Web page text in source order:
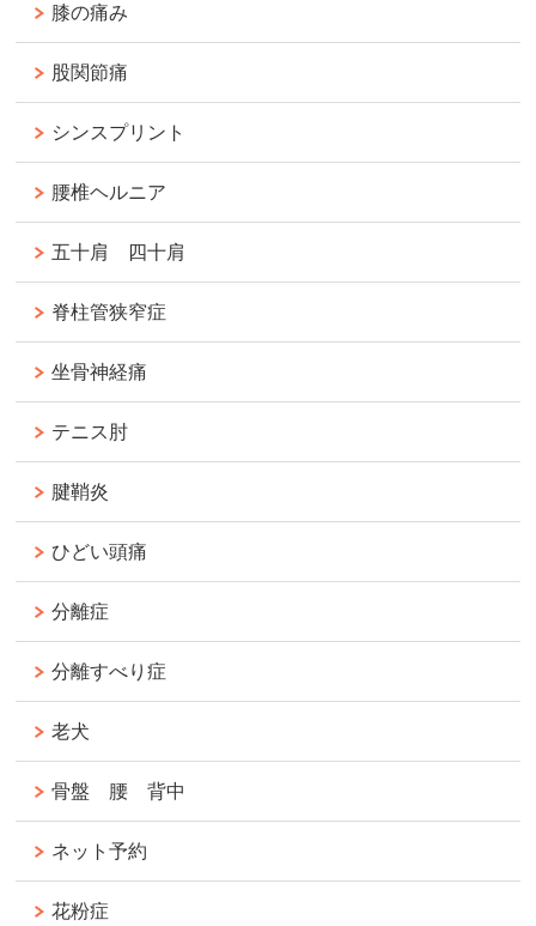
膝の痛み
股関節痛
シンスプリント
腰椎ヘルニア
五十肩 四十肩
脊柱管狭窄症
坐骨神経痛
テニス肘
腱鞘炎
ひどい頭痛
分離症
分離すべり症
老犬
骨盤 腰 背中
ネット予約
花粉症